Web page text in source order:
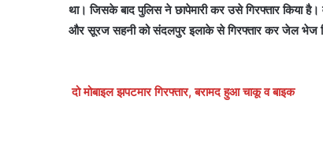
था। जिसके बाद पुलिस ने छापेमारी कर उसे गिरफ्तार किया
और सूरज सहनी को संदलपुर इलाके से गिरफ्तार कर जेल भेज
दो मोबाइल झपटमार गिरफ्तार, बरामद हुआ चाकू व बाइक